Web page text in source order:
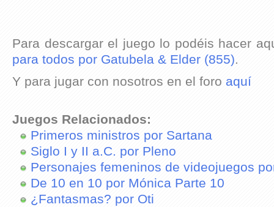
Para descargar el juego lo podéis hacer
para todos por Gatubela & Elder (855).
Y para jugar con nosotros en el foro aquí
Juegos Relacionados:
Primeros ministros por Sartana
Siglo I y II a.C. por Pleno
Personajes femeninos de videojuegos
De 10 en 10 por Mónica Parte 10
¿Fantasmas? por Oti